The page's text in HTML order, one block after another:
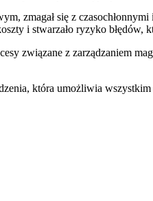
zmagał się z
i stwarzało ryzyko błędów,
związane z zarządzaniem
która umożliwia